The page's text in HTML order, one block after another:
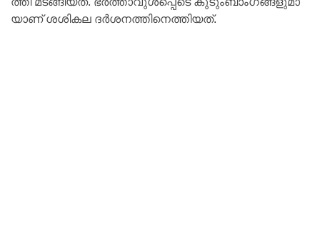
യാ​ണ് ശ​ശി​ക​ല ദ​ർ​ശ​ന​ത്തി​നെ​ത്തി​യ​ത്.